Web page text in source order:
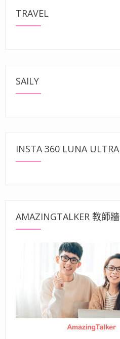
TRAVEL
SAILY
INSTA 360 LUNA ULTRA
AMAZINGTALKER 教師牆